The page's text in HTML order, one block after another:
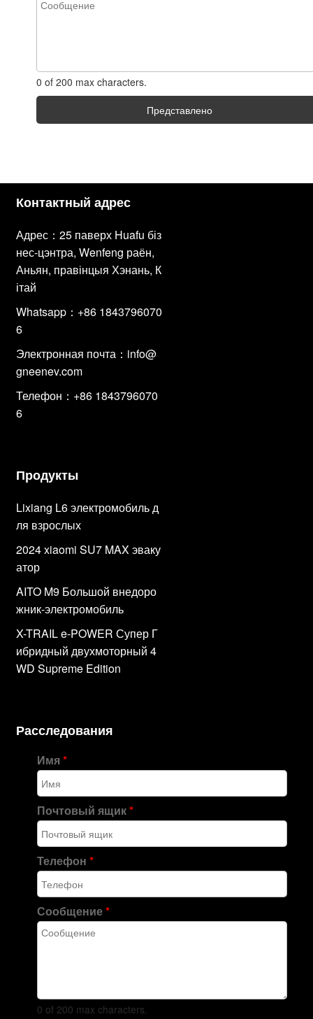
0 of 200 max characters.
Представлено
Контактный адрес
Адрес：25 паверх Huafu біз
нес-цэнтра, Wenfeng раён,
Аньян, правінцыя Хэнань, К
ітай
Whatsapp：+86 1843796070
6
Электронная почта： info@
gneenev.com
Телефон：+86 1843796070
6
Продукты
Lixiang L6 электромобиль д
ля взрослых
2024 xiaomi SU7 MAX эваку
атор
AITO M9 Большой внедоро
жник-электромобиль
X-TRAIL e-POWER Супер Г
ибридный двухмоторный 4
WD Supreme Edition
Расследования
Имя*
Почтовый ящик*
Телефон*
Сообщение*
0 of 200 max characters.